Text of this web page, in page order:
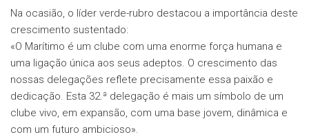
Na ocasião, o líder verde-rubro destacou a importância deste
crescimento sustentado:
«O Marítimo é um clube com uma enorme força humana e
uma ligação única aos seus adeptos. O crescimento das
nossas delegações reflete precisamente essa paixão e
dedicação. Esta 32.ª delegação é mais um símbolo de um
clube vivo, em expansão, com uma base jovem, dinâmica e
com um futuro ambicioso».